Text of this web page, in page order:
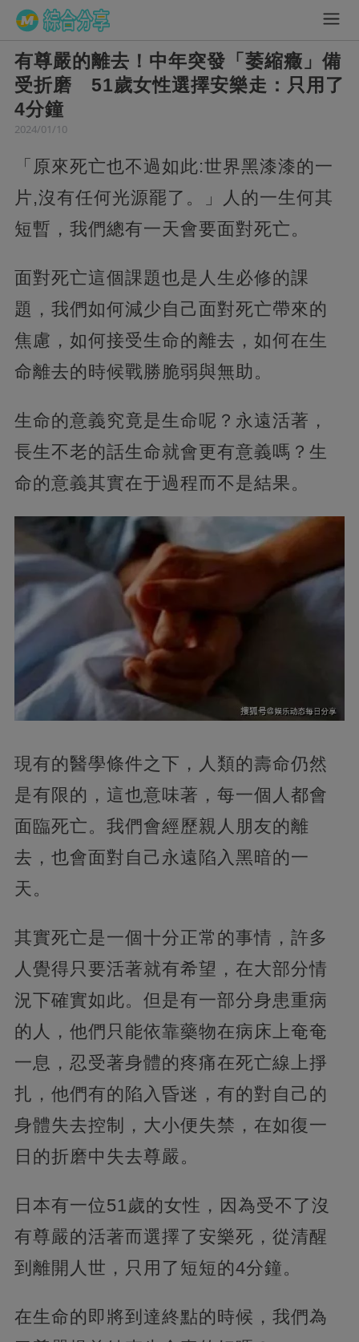
有尊嚴的離去！中年突發「萎縮癥」備
受折磨 51歲女性選擇安樂走：只用了
4分鐘
2024/01/10
「原來死亡也不過如此:世界黑漆漆的一
片,沒有任何光源罷了。」人的一生何其
短暫，我們總有一天會要面對死亡。
面對死亡這個課題也是人生必修的課
題，我們如何減少自己面對死亡帶來的
焦慮，如何接受生命的離去，如何在生
命離去的時候戰勝脆弱與無助。
生命的意義究竟是生命呢？永遠活著，
長生不老的話生命就會更有意義嗎？生
命的意義其實在于過程而不是結果。
現有的醫學條件之下，人類的壽命仍然
是有限的，這也意味著，每一個人都會
面臨死亡。我們會經歷親人朋友的離
去，也會面對自己永遠陷入黑暗的一
天。
其實死亡是一個十分正常的事情，許多
人覺得只要活著就有希望，在大部分情
況下確實如此。但是有一部分身患重病
的人，他們只能依靠藥物在病床上奄奄
一息，忍受著身體的疼痛在死亡線上掙
扎，他們有的陷入昏迷，有的對自己的
身體失去控制，大小便失禁，在如復一
日的折磨中失去尊嚴。
日本有一位51歲的女性，因為受不了沒
有尊嚴的活著而選擇了安樂死，從清醒
到離開人世，只用了短短的4分鐘。
在生命的即將到達終點的時候，我們為